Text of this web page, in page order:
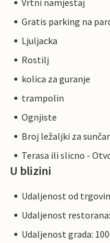
Vrtni namjestaj
Gratis parking na
Ljuljacka
Rostilj
kolica za guranje
trampolin
Ognjiste
Broj ležaljki za
Terasa ili slicno -
U blizini
Udaljenost od
Udaljenost
Udaljenost grada: